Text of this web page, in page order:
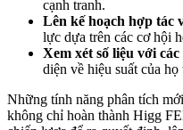
cạnh tranh.
Lên kế hoạch hợp tác
lực dựa trên các cơ hội
Xem xét số liệu với
diện về hiệu suất của
Những tính năng phân tích
không chỉ hoàn thành Higg